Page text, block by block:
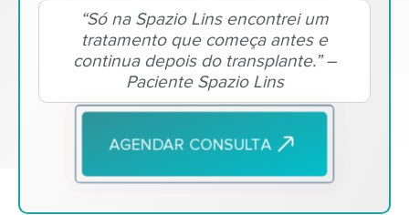
“Só na Spazio Lins encontrei um
tratamento que começa antes e
continua depois do transplante.” –
Paciente Spazio Lins
AGENDAR CONSULTA